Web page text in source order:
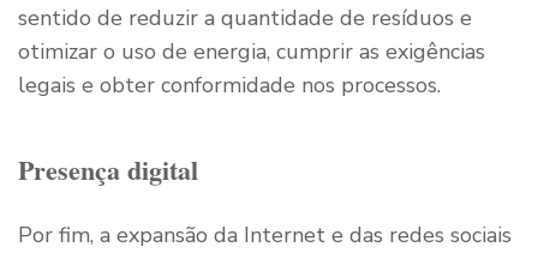
sentido de reduzir a quantidade de resíduos e
otimizar o uso de energia, cumprir as exigências
legais e obter conformidade nos processos.
Presença digital
Por fim, a expansão da Internet e das redes sociais